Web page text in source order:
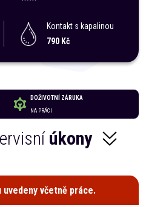
Kontakt s kapalinou
790 Kč
DOŽIVOTNÍ ZÁRUKA
NA PRÁCI
úkony
uvedeny včetně práce.